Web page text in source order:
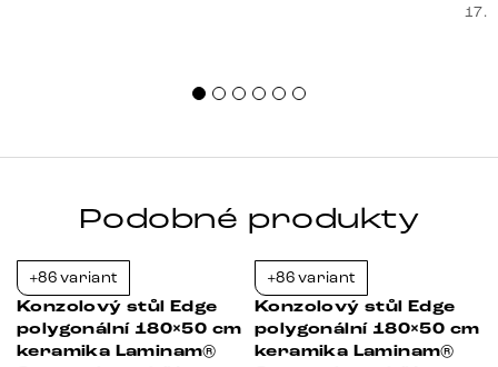
17.
Podobné produkty
Novinka
+86 variant
Konzolový stůl Edge
polygonální 180×50 cm
keramika Laminam®
Novinka
+86 variant
Konzolový stůl Edge
polygonální 180×50 cm
keramika Laminam®